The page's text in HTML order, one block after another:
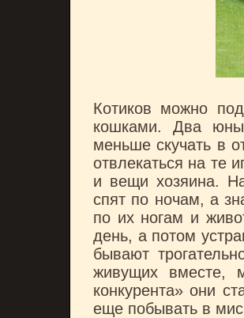
Котиков можно
кошками. Два
меньше скучать в
отвлекаться на те
и вещи хозяина.
спят по ночам, а
по их ногам и
день, а потом
бывают
живущих вместе,
конкурента» они
еще побывать в